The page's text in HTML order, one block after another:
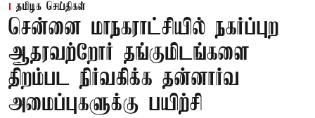
தமிழக செய்திகள்
சென்னை மாநகராட்சியில் நகர்ப்புற
ஆதரவற்றோர் தங்குமிடங்களை
திறம்பட நிர்வகிக்க தன்னார்வ
அமைப்புகளுக்கு பயிற்சி